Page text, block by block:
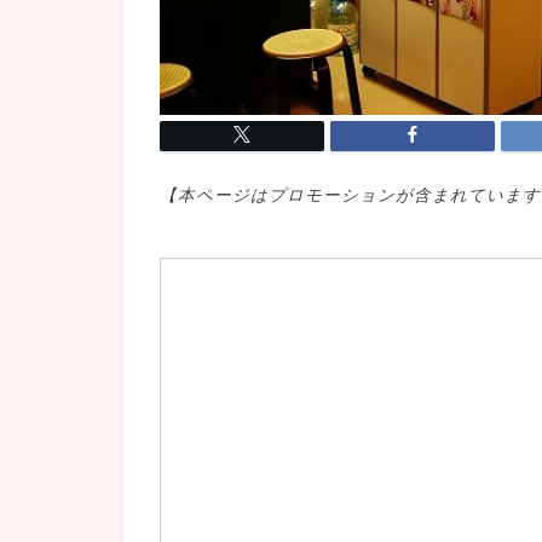
【本ページはプロモ ーションが含まれていま